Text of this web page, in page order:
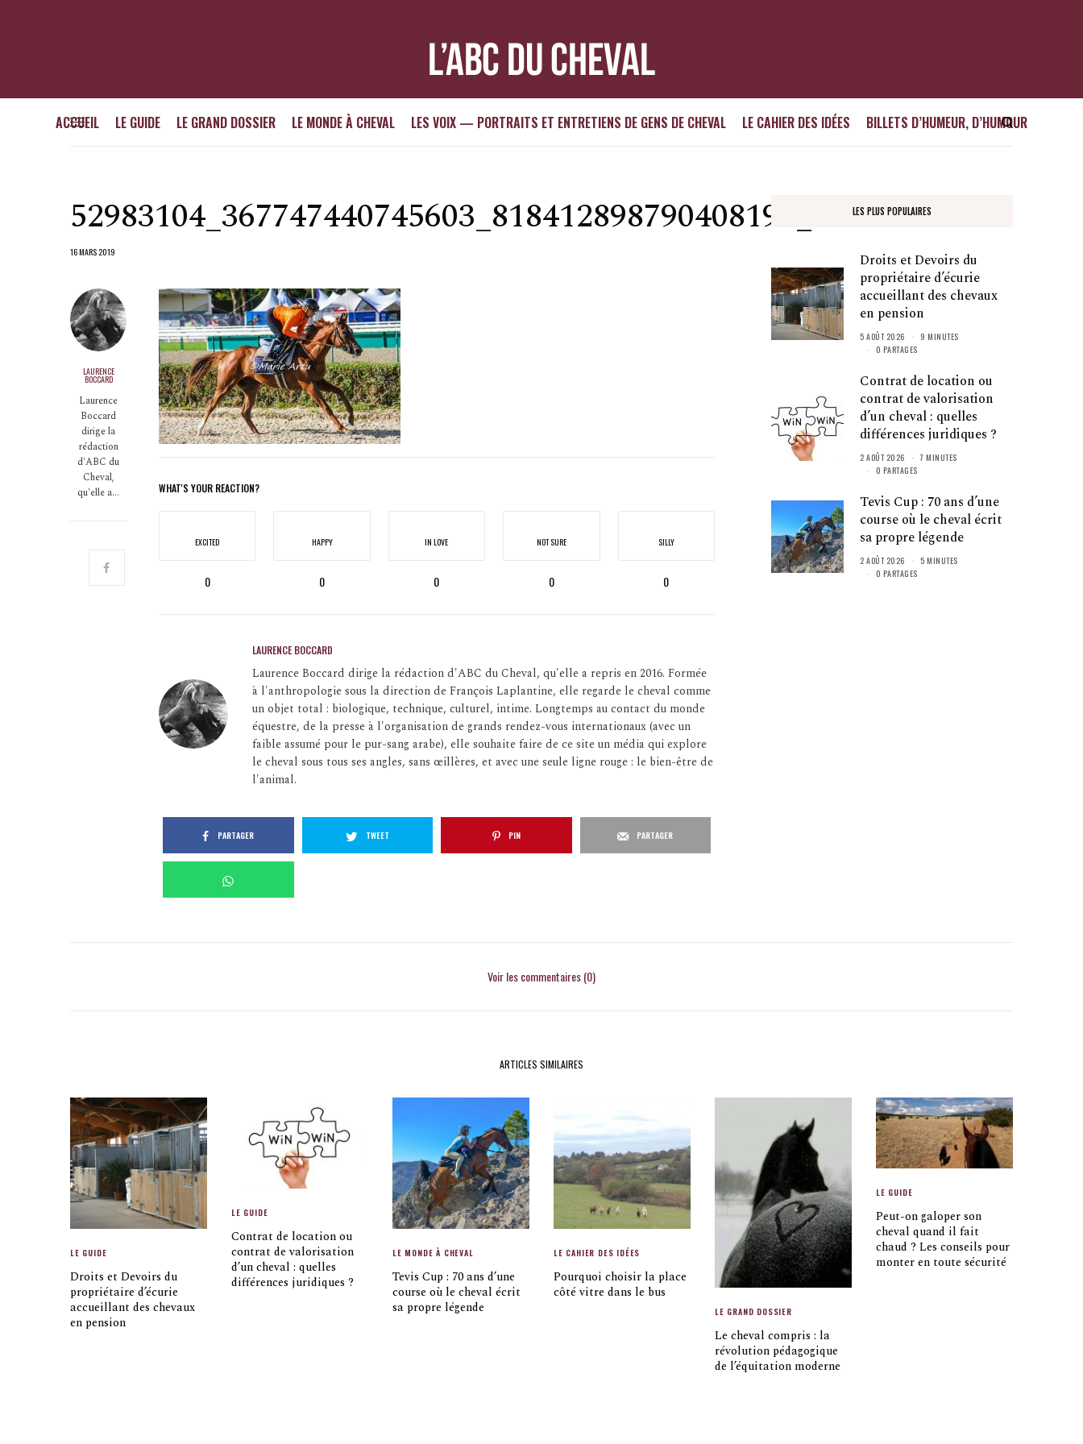
ACCUEIL LE GUIDE LE GRAND DOSSIER LE MONDE À CHEVAL LES VOIX — PORTRAITS ET ENTRETIENS DE GENS DE CHEVAL LE CAHIER DES IDÉES BILLETS D’HUMEUR, D’HUMOUR
52983104_367747440745603_818412898790408192_n
16 MARS 2019
LAURENCE
BOCCARD
Laurence
Boccard
dirige la
rédaction
d'ABC du
Cheval,
qu'elle a…
WHAT'S YOUR REACTION?
EXCITED
0
HAPPY
0
IN LOVE
0
NOT SURE
0
SILLY
0
LAURENCE BOCCARD
Laurence Boccard dirige la rédaction d'ABC du Cheval, qu'elle a repris en 2016. Formée
à l'anthropologie sous la direction de François Laplantine, elle regarde le cheval comme
un objet total : biologique, technique, culturel, intime. Longtemps au contact du monde
équestre, de la presse à l'organisation de grands rendez-vous internationaux (avec un
faible assumé pour le pur-sang arabe), elle souhaite faire de ce site un média qui explore
le cheval sous tous ses angles, sans œillères, et avec une seule ligne rouge : le bien-être de
l'animal.
PARTAGER TWEET PIN PARTAGER
LES PLUS POPULAIRES
Droits et Devoirs du
propriétaire d’écurie
accueillant des chevaux
en pension
5 AOÛT 2026
9 MINUTES
0 PARTAGES
Contrat de location ou
contrat de valorisation
d’un cheval : quelles
différences juridiques ?
2 AOÛT 2026
7 MINUTES
0 PARTAGES
Tevis Cup : 70 ans d’une
course où le cheval écrit
sa propre légende
2 AOÛT 2026
5 MINUTES
0 PARTAGES
Voir les commentaires (0)
ARTICLES SIMILAIRES
LE GUIDE
Droits et Devoirs du
propriétaire d’écurie
accueillant des chevaux
en pension
LE GUIDE
Contrat de location ou
contrat de valorisation
d’un cheval : quelles
différences juridiques ?
LE MONDE À CHEVAL
Tevis Cup : 70 ans d’une
course où le cheval écrit
sa propre légende
LE CAHIER DES IDÉES
Pourquoi choisir la place
côté vitre dans le bus
LE GRAND DOSSIER
Le cheval compris : la
révolution pédagogique
de l’équitation moderne
LE GUIDE
Peut-on galoper son
cheval quand il fait
chaud ? Les conseils pour
monter en toute sécurité